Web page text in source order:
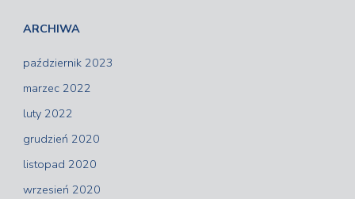
ARCHIWA
październik 2023
marzec 2022
luty 2022
grudzień 2020
listopad 2020
wrzesień 2020